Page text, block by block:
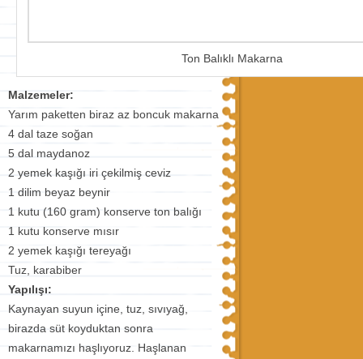
Ton Balıklı Makarna
Malzemeler:
Yarım paketten biraz az boncuk makarna
4 dal taze soğan
5 dal maydanoz
2 yemek kaşığı iri çekilmiş ceviz
1 dilim beyaz beynir
1 kutu (160 gram) konserve ton balığı
1 kutu konserve mısır
2 yemek kaşığı tereyağı
Tuz, karabiber
Yapılışı:
Kaynayan suyun içine, tuz, sıvıyağ,
birazda süt koyduktan sonra
makarnamızı haşlıyoruz. Haşlanan